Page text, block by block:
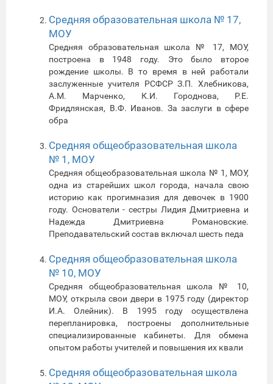
Средняя образовательная школа № 17,
МОУ
Средняя образовательная школа № 17, МОУ,
построена в 1948 году. Это было второе
рождение школы. В то время в ней работали
заслуженные учителя РСФСР З.П. Хлебникова,
А.М. Марченко, К.И. Городнова, Р.Е.
Фридлянская, В.Ф. Иванов. За заслуги в сфере
обра
Средняя общеобразовательная школа
№ 1, МОУ
Средняя общеобразовательная школа № 1, МОУ,
одна из старейших школ города, начала свою
историю как прогимназия для девочек в 1900
году. Основатели - сестры Лидия Дмитриевна и
Надежда Дмитриевна Романовские.
Преподавательский состав включал шесть педа
Средняя общеобразовательная школа
№ 10, МОУ
Средняя общеобразовательная школа № 10,
МОУ, открыла свои двери в 1975 году (директор
И.А. Олейник). В 1995 году осуществлена
перепланировка, построены дополнительные
специализированные кабинеты. Для обмена
опытом работы учителей и повышения их квали
Средняя общеобразовательная школа